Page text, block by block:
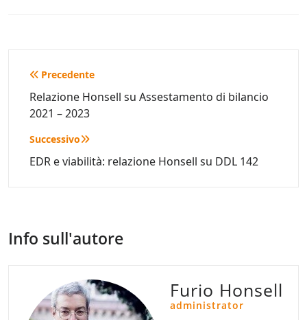
Navigazione
articoli
Precedente
Relazione Honsell su Assestamento di bilancio
2021 – 2023
Successivo
EDR e viabilità: relazione Honsell su DDL 142
Info sull'autore
Furio Honsell
administrator